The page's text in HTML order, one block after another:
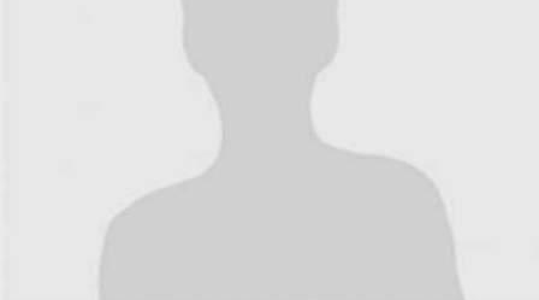
加盟・登録
エントリー
JBCF ROAD SERIESとは